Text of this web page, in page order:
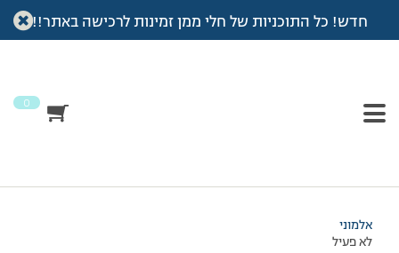
חדש! כל התוכניות של חלי ממן זמינות לרכישה באתר!!
0
עמוד הבית >דיונים>פורום >שנה אזרחית מוצלחת
מוצגות 1 תגובות (מתוך 1 סה״כ)
אלמוני
לא פעיל